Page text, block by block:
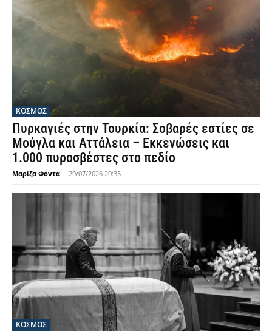
ΚΟΣΜΟΣ
Πυρκαγιές στην Τουρκία: Σοβαρές εστίες σε
Μούγλα και Αττάλεια – Εκκενώσεις και
1.000 πυροσβέστες στο πεδίο
Μαρίζα Φόντα - 29/07/2026 20:35
ΚΟΣΜΟΣ